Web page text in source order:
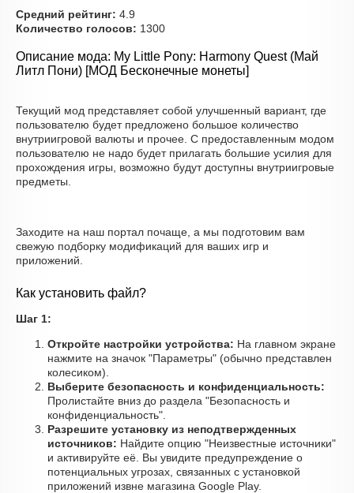
Средний рейтинг: 4.9
Количество голосов: 1300
Описание мода: My Little Pony: Harmony Quest (Май
Литл Пони) [МОД Бесконечные монеты]
Текущий мод представляет собой улучшенный вариант, где
пользователю будет предложено большое количество
внутриигровой валюты и прочее. С предоставленным модом
пользователю не надо будет прилагать большие усилия для
прохождения игры, возможно будут доступны внутриигровые
предметы.
Заходите на наш портал почаще, а мы подготовим вам
свежую подборку модификаций для ваших игр и
приложений.
Как установить файл?
Шаг 1:
Откройте настройки устройства: На главном экране
нажмите на значок "Параметры" (обычно представлен
колесиком).
Выберите безопасность и конфиденциальность:
Пролистайте вниз до раздела "Безопасность и
конфиденциальность".
Разрешите установку из неподтвержденных
источников: Найдите опцию "Неизвестные источники"
и активируйте её. Вы увидите предупреждение о
потенциальных угрозах, связанных с установкой
приложений извне магазина Google Play.